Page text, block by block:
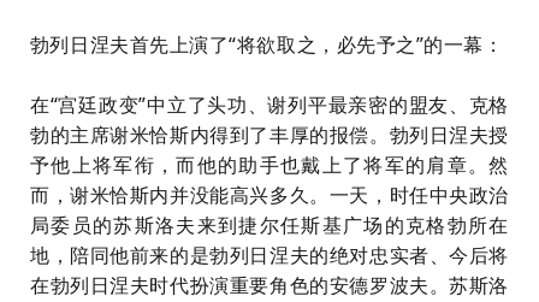
勃列日涅夫首先上演了“将欲取之，必先予之”的一幕：
在“宫廷政变”中立了头功、谢列平最亲密的盟友、克格
勃的主席谢米恰斯内得到了丰厚的报偿。勃列日涅夫授
予他上将军衔，而他的助手也戴上了将军的肩章。然
而，谢米恰斯内并没能高兴多久。一天，时任中央政治
局委员的苏斯洛夫来到捷尔任斯基广场的克格勃所在
地，陪同他前来的是勃列日涅夫的绝对忠实者、今后将
在勃列日涅夫时代扮演重要角色的安德罗波夫。苏斯洛